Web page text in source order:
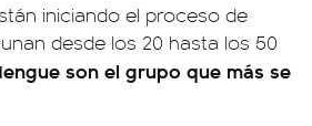
iniciando el proceso de
desde los 20 hasta los 50
son el grupo que más se